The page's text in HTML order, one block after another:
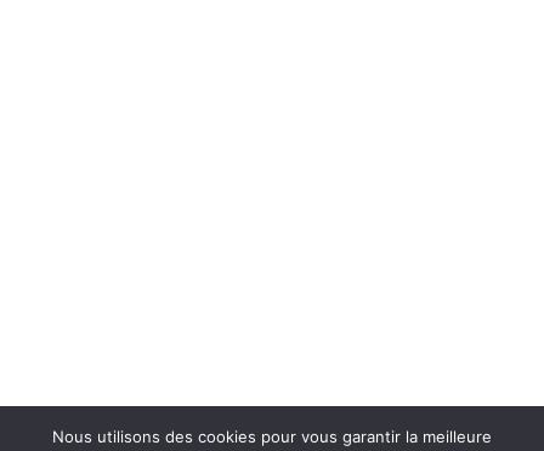
Nous utilisons des cookies pour vous garantir la meilleure